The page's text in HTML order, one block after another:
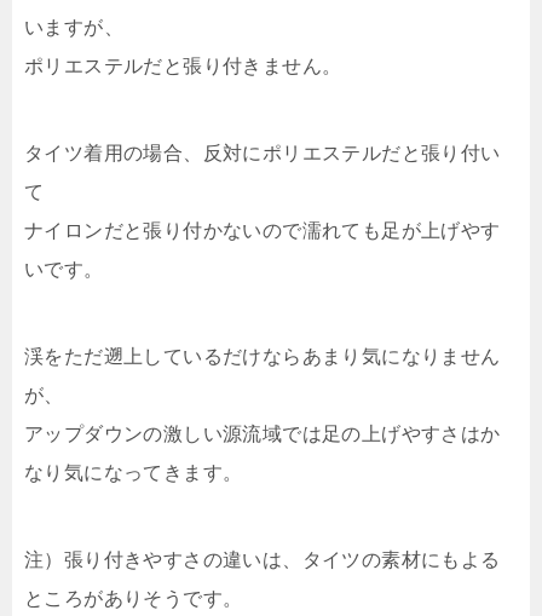
いますが、
ポリエステルだと張り付きません。
タイツ着用の場合、反対にポリエステルだと張り付い
て
ナイロンだと張り付かないので濡れても足が上げやす
いです。
渓をただ遡上しているだけならあまり気になりません
が、
アップダウンの激しい源流域では足の上げやすさはか
なり気になってきます。
注）張り付きやすさの違いは、タイツの素材にもよる
ところがありそうです。